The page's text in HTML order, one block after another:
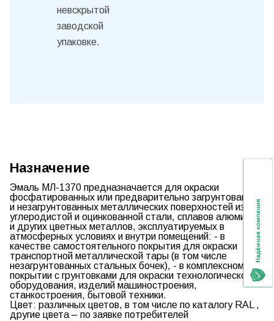
невскрытой
заводской
упаковке.
Назначение
Эмаль МЛ-1370 предназначается для окраски
фосфатированных или предварительно загрунтованных
и незагрунтованных металлических поверхностей из
углеродистой и оцинкованной стали, сплавов алюминия
и других цветных металлов, эксплуатируемых в
атмосферных условиях и внутри помещений: - в
качестве самостоятельного покрытия для окраски
транспортной металлической тары (в том числе
незагрунтованных стальных бочек), - в комплексном
покрытии с грунтовками для окраски технологического
оборудования, изделий машиностроения,
станкостроения, бытовой техники.
Цвет: различных цветов, в том числе по каталогу RAL ,
другие цвета – по заявке потребителей